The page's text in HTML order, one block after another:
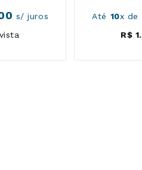
s/ juros
Até 10x de
R$ 1.